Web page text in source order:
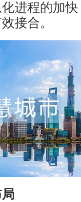
进程的加快
接合。